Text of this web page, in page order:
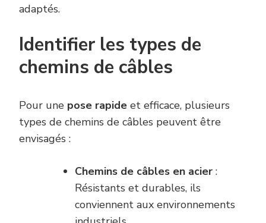
adaptés.
Identifier les types de
chemins de câbles
Pour une pose rapide et efficace, plusieurs
types de chemins de câbles peuvent être
envisagés :
Chemins de câbles en acier :
Résistants et durables, ils
conviennent aux environnements